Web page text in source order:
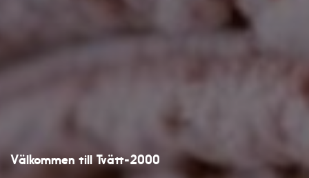
Välkommen till Tvätt-2000